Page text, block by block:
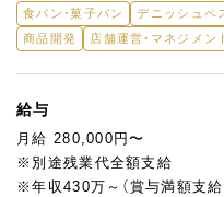
サンドイッチの製造
試食の配布など製パン業務全
季節レシピの導入時における
大手企業のレシピが季節ごと
たびにチームをまとめながら
食パン・菓子パン デニッシュペ
商品開発
店舗運営・マネジメン
給与
月給 280,000円〜
※別途残業代全額支給
※年収430万～（賞与満額支給